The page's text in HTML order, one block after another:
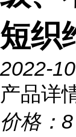
短织
2022-
产品详
价格： 8